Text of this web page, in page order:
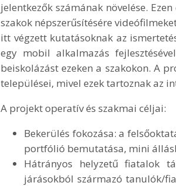
jelentkezők számának növelése.
szakok népszerűsítésére
itt végzett kutatásoknak az
egy mobil alkalmazás
beiskolázást ezeken a szakokon. A
települései, mivel ezek tartoznak az
A projekt operatív és szakmai céljai:
Bekerülés fokozása: a
portfólió bemutatása, mini
Hátrányos helyzetű fiatalok
járásokból származó tanulók/